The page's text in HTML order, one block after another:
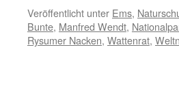
Veröffentlicht unter Ems,
Bunte, Manfred Wendt,
Rysumer Nacken, Wattenrat,